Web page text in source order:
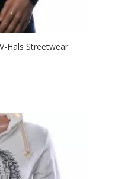
Hals Streetwear